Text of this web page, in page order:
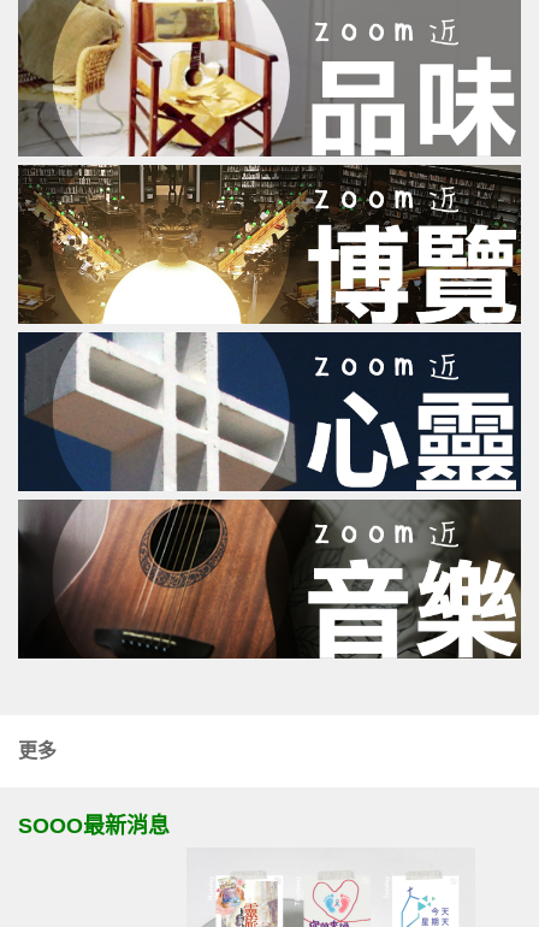
更多
SOOO最新消息